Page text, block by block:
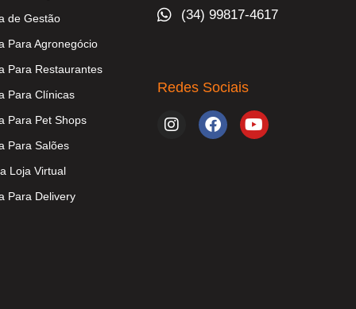
de Gestão
Para Agronegócio
Para Restaurantes
Para Clínicas
Para Pet Shops
Para Salões
Loja Virtual
Para Delivery
(34) 99817-4617
Redes Sociais